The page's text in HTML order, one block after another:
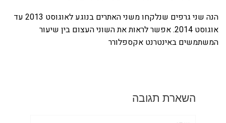
הנה שני גרפים שנלקחו משני האתרים בנוגע לאוגוסט 2013 עד
אוגוסט 2014. אפשר לראות את השוני העצום בין שיעור
המשתמשים באינטרנט אקספלורר
השארת תגובה